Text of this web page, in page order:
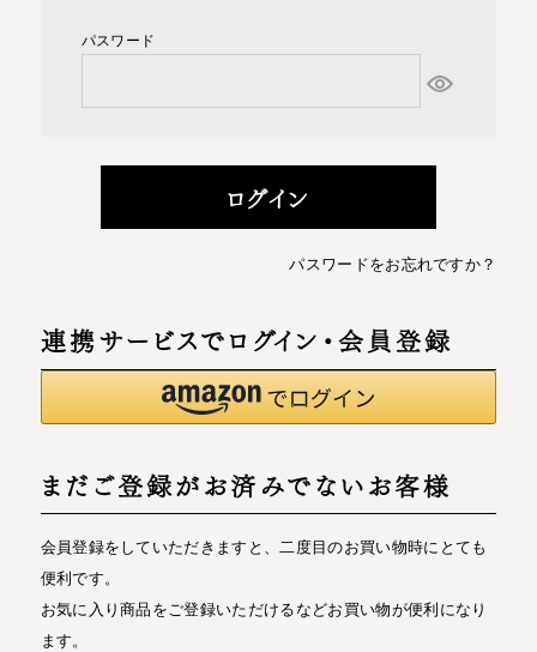
パスワード
ログイン
パスワードをお忘れですか？
連携サービスでログイン・会員登録
まだご登録がお済みでないお客様
会員登録をしていただきますと、二度目のお買い物時にとても
便利です。
お気に入り商品をご登録いただけるなどお買い物が便利になり
ます。